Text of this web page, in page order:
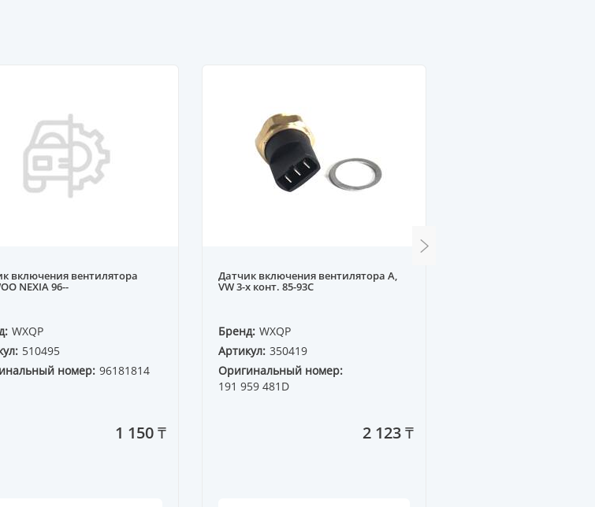
включения вентилятора
NEXIA 96--
WXQP
510495
номер: 96181814
1 150 ₸
Датчик включения вентилятора A,
VW 3-х конт. 85-93C
Бренд: WXQP
Артикул: 350419
Оригинальный номер:
191 959 481D
2 123 ₸